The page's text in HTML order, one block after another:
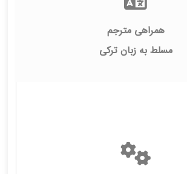
همراهی مترجم
مسلط به زبان ترکی